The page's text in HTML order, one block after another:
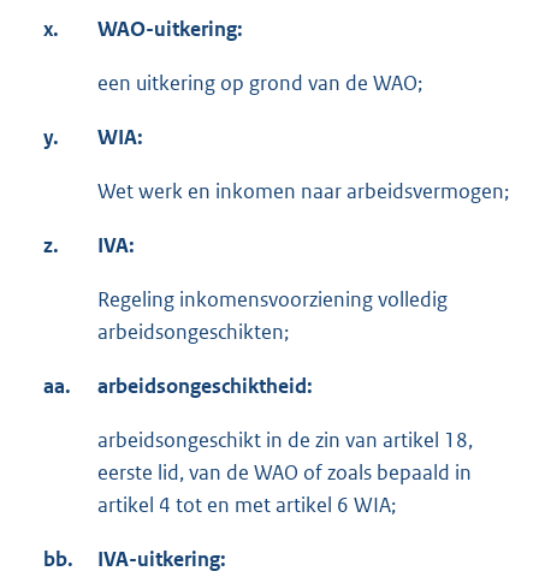
x. WAO-uitkering:
een uitkering op grond van de WAO;
y. WIA:
Wet werk en inkomen naar arbeidsvermogen;
z. IVA:
Regeling inkomensvoorziening volledig
arbeidsongeschikten;
aa. arbeidsongeschiktheid:
arbeidsongeschikt in de zin van artikel 18,
eerste lid, van de WAO of zoals bepaald in
artikel 4 tot en met artikel 6 WIA;
bb. IVA-uitkering: